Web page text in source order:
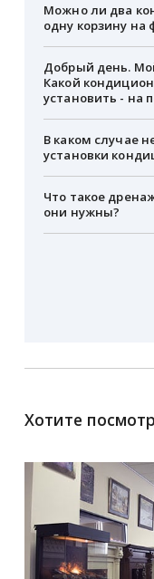
Можно ли два
одну корзину на
Добрый день.
Какой
установить - на
В каком случае
установки
Что такое
они нужны?
Хотите